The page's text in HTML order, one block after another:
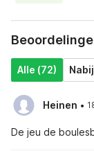
Alle (72)
Heinen ·
De jeu de